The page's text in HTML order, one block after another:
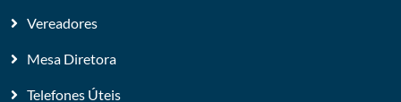
Vereadores
Mesa Diretora
Telefones Úteis